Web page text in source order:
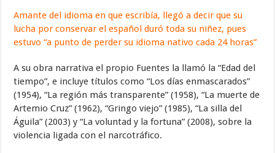
Amante del idioma en que escribía, llegó a decir que su
lucha por conservar el español duró toda su niñez, pues
estuvo “a punto de perder su idioma nativo cada 24 horas”
A su obra narrativa el propio Fuentes la llamó la “Edad del
tiempo”, e incluye títulos como “Los días enmascarados”
(1954), “La región más transparente” (1958), “La muerte de
Artemio Cruz” (1962), “Gringo viejo” (1985), “La silla del
Águila” (2003) y “La voluntad y la fortuna” (2008), sobre la
violencia ligada con el narcotráfico.